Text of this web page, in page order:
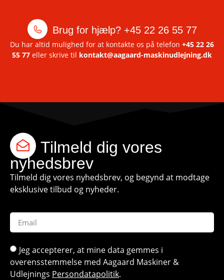
Brug for hjælp? +45 22 26 55 77
Du har altid mulighed for at kontakte os på telefon +45 22 26
55 77 eller skrive til kontakt@aagaard-maskinudlejning.dk
Tilmeld dig vores
nyhedsbrev
Tilmeld dig vores nyhedsbrev, og begynd at modtage
eksklusive tilbud og nyheder.
Jeg accepterer, at mine data gemmes i
overensstemmelse med Aagaard Maskiner &
Udlejnings Persondatapolitik.